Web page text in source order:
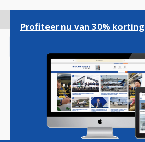
gaan
Magazine Podcasts
Profiteer nu van 30% korting